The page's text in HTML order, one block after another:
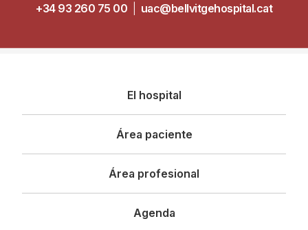
+34 93 260 75 00
uac@bellvitgehospital.cat
principal
El hospital
Área paciente
Área profesional
Agenda